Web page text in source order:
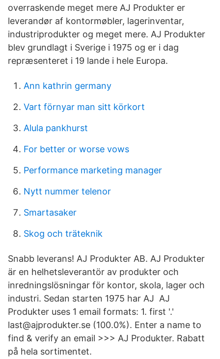
overraskende meget mere AJ Produkter er
leverandør af kontormøbler, lagerinventar,
industriprodukter og meget mere. AJ Produkter
blev grundlagt i Sverige i 1975 og er i dag
repræsenteret i 19 lande i hele Europa.
Ann kathrin germany
Vart förnyar man sitt körkort
Alula pankhurst
For better or worse vows
Performance marketing manager
Nytt nummer telenor
Smartasaker
Skog och träteknik
Snabb leverans! AJ Produkter AB. AJ Produkter
är en helhetsleverantör av produkter och
inredningslösningar för kontor, skola, lager och
industri. Sedan starten 1975 har AJ AJ
Produkter uses 1 email formats: 1. first '.'
last@ajprodukter.se (100.0%). Enter a name to
find & verify an email >>> AJ Produkter. Rabatt
på hela sortimentet.